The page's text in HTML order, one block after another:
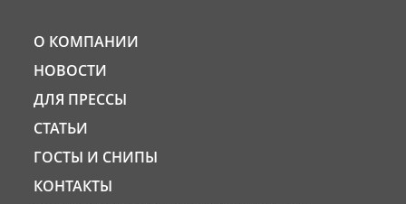
О КОМПАНИИ
НОВОСТИ
ДЛЯ ПРЕССЫ
СТАТЬИ
ГОСТЫ И СНИПЫ
КОНТАКТЫ